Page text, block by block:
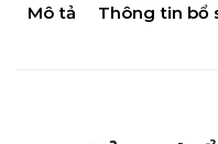
Mô tả Thông tin bổ